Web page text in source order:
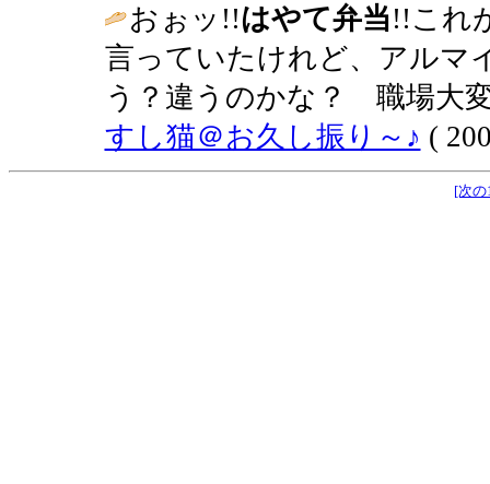
おぉッ!!はやて弁当!!これ
言っていたけれど、アルマ
う？違うのかな？ 職場大
すし猫＠お久し振り～♪ (
[次